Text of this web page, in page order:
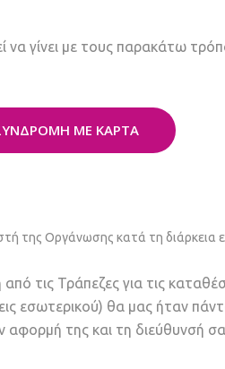
γίνει με τους παρακάτω
ΜΕ ΚΑΡΤΑ
της Οργάνωσης κατά τη διάρκεια
τις Τράπεζες για τις
εσωτερικού) θα μας ήταν
της και τη διεύθυνσή